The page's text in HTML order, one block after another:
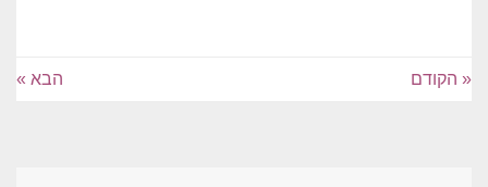
« הקודם הבא »